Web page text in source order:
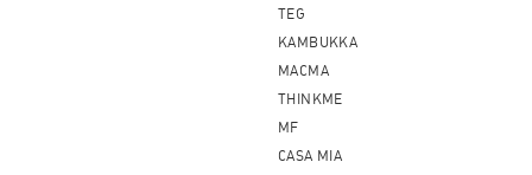
TEG
KAMBUKKA
MACMA
THINKME
MF
CASA MIA